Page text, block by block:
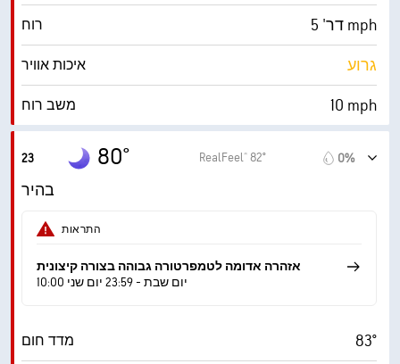
רוח דר' 5 mph
איכות אוויר גרוע
משב רוח 10 mph
נקודת טל
AccuLumen Brightness Index™
כיסוי עננים
תקרת עננים ‎30000 ft
23 80° RealFeel® 82° 0%
בהיר
התראות
אזהרה אדומה לטמפרטורה גבוהה בצורה קיצונית
10:00 יום שבת - 23:59 יום שני
מדד חום 83°